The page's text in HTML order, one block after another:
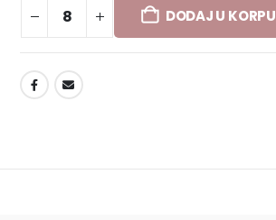
DODAJ U KORPU